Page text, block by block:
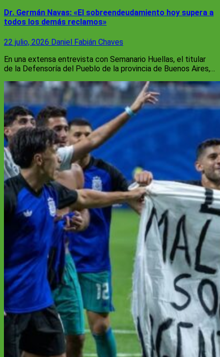
Dr. Germán Navas: «El sobreendeudamiento hoy supera a
todos los demás reclamos»
22 julio, 2026 Daniel Fabián Chaves
En una extensa entrevista con Semanario Huellas, el titular
de la Defensoría del Pueblo de la provincia de Buenos Aires,…